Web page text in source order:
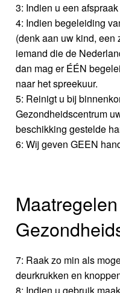
3: Indien u een
4: Indien begeleiding
(denk aan uw kind, een
iemand die de
dan mag er ÉÉN
naar het spreekuur.
5: Reinigt u bij
Gezondheidscentrum
beschikking gestelde
6: Wij geven GEEN
Maatregelen
7: Raak zo min als
deurkrukken en
8: Indien u gebruik